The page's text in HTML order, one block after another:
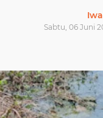
Sabtu, 06 Juni